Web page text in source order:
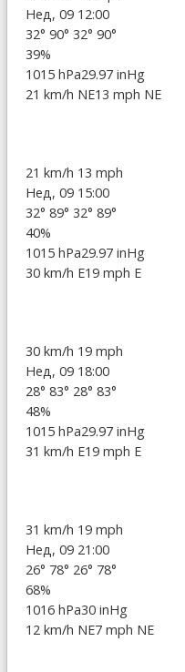
Нед, 09 12:00
32° 90° 32° 90°
39%
1015 hPa29.97 inHg
21 km/h NE13 mph NE
21 km/h 13 mph
Нед, 09 15:00
32° 89° 32° 89°
40%
1015 hPa29.97 inHg
30 km/h E19 mph E
30 km/h 19 mph
Нед, 09 18:00
28° 83° 28° 83°
48%
1015 hPa29.97 inHg
31 km/h E19 mph E
31 km/h 19 mph
Нед, 09 21:00
26° 78° 26° 78°
68%
1016 hPa30 inHg
12 km/h NE7 mph NE